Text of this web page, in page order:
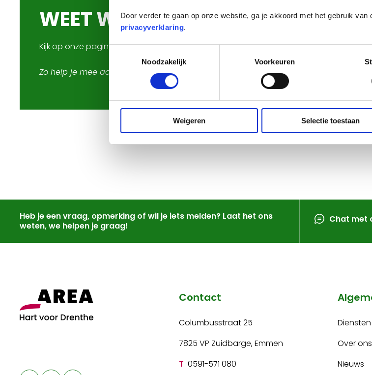
Door verder te gaan op onze website, ga je akkoord met het gebruik
privacyverklaring.
Toestemmingsselectie
Noodzakelijk
Voorkeuren
Weigeren Selectie toestaan
WEET WELK AFVAL WAAR HOORT
Kijk op onze pagina 'Welk afval waar' en leer hoe je afval makkelijk en goed kunt
Zo help je mee aan een schonere omgeving en een duurzame toekomst.
Heb je een vraag, opmerking of wil je iets melden? Laat het ons
weten, we helpen je graag!
Chat met
Contact
Columbusstraat 25
7825 VP Zuidbarge, Emmen
T 0591-571 080
Diensten
Over ons
Nieuws